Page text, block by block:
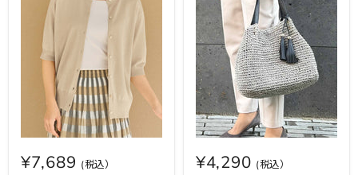
¥7,689 ¥4,290